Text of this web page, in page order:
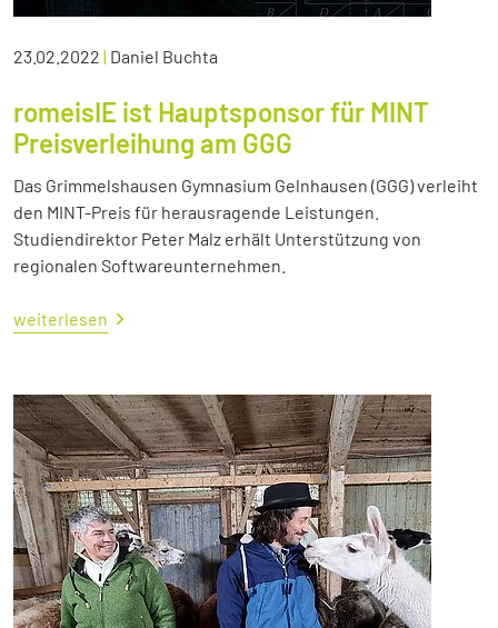
23.02.2022 | Daniel Buchta
romeisIE ist Hauptsponsor für MINT
Preisverleihung am GGG
Das Grimmelshausen Gymnasium Gelnhausen (GGG) verleiht
den MINT-Preis für herausragende Leistungen.
Studiendirektor Peter Malz erhält Unterstützung von
regionalen Softwareunternehmen.
weiterlesen